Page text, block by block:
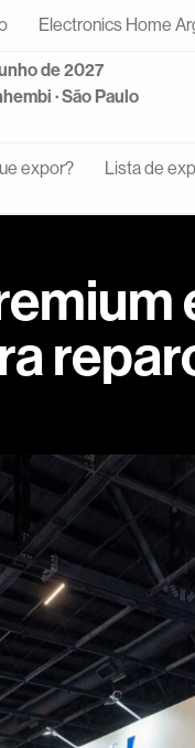
Electronics Home
de 2027
· São Paulo
expor? Lista de